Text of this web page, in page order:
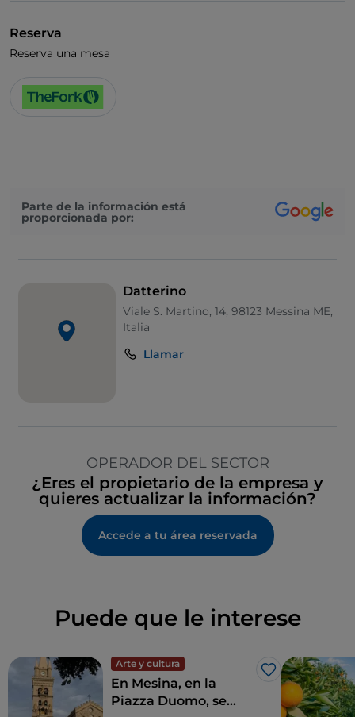
Reserva
Reserva una mesa
Parte de la información está
proporcionada por:
Datterino
Viale S. Martino, 14, 98123 Messina ME,
Italia
Llamar
OPERADOR DEL SECTOR
¿Eres el propietario de la empresa y
quieres actualizar la información?
Accede a tu área reservada
Puede que le interese
Arte y cultura
Me gusta
En Mesina, en la
Piazza Duomo, se